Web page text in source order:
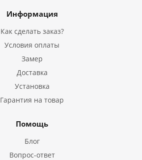
Информация
Как сделать заказ?
Условия оплаты
Замер
Доставка
Установка
Гарантия на товар
Помощь
Блог
Вопрос-ответ